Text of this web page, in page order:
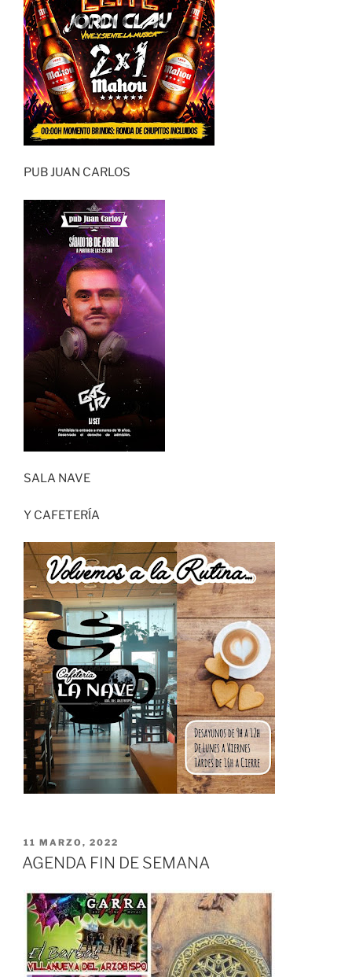
PUB JUAN CARLOS
SALA NAVE
Y CAFETERÍA
PUBLICADO
EL
11 MARZO, 2022
AGENDA FIN DE SEMANA